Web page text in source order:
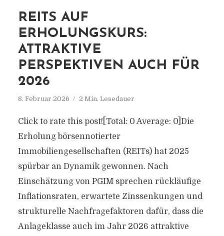
REITS AUF
ERHOLUNGSKURS:
ATTRAKTIVE
PERSPEKTIVEN AUCH FÜR
2026
8. Februar 2026 2 Min. Lesedauer
Click to rate this post![Total: 0 Average: 0]Die
Erholung börsennotierter
Immobiliengesellschaften (REITs) hat 2025
spürbar an Dynamik gewonnen. Nach
Einschätzung von PGIM sprechen rückläufige
Inflationsraten, erwartete Zinssenkungen und
strukturelle Nachfragefaktoren dafür, dass die
Anlageklasse auch im Jahr 2026 attraktive